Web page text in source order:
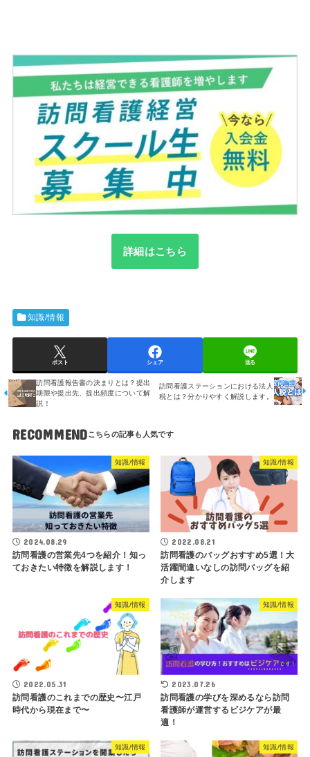
詳細はこちら
知識/情報
ポスト シェア 送る
訪問看護報告書の決まりとは？提出
期限や提出先、提出頻度について解
説！
訪問看護ステーションにおける法人
税とは？分かりやすく解説します。
RECOMMEND
知識/情報
2024.08.29
訪問看護の営業先4つを紹介！知っ
ておきたい特徴を解説します！
知識/情報
2022.08.21
訪問看護のバッグおすすめ5選！大
活躍間違いなしの訪問バッグを紹
介します
知識/情報
2022.05.31
訪問看護のこれまでの歴史〜江戸
時代から現在まで〜
知識/情報
2023.07.26
訪問看護の学びを深めるなら訪問
看護師が運営するビジケアが最
適！
知識/情報 知識/情報